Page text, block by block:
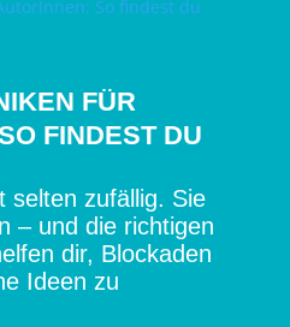
FÜR
FINDEST DU
selten zufällig. Sie
– und die richtigen
dir, Blockaden
Ideen zu